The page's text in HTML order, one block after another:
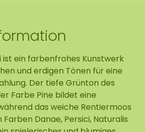
ist ein farbenfrohes Kunstwerk
und erdigen Tönen für eine
Der tiefe Grünton des
Farbe Pine bildet eine
das weiche Rentiermoos
Danae, Persici, Naturalis